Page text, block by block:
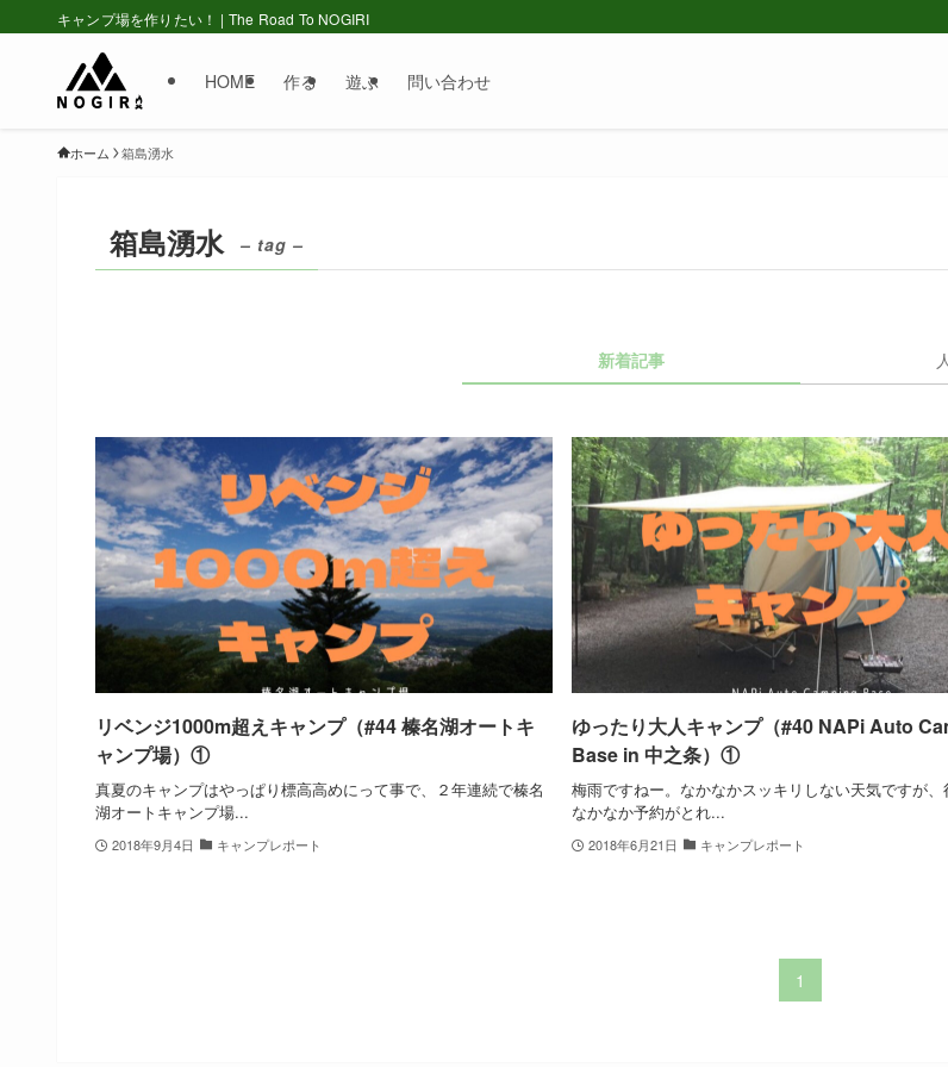
キャンプ場を作りたい！ | The Road To NOGIRI
HOME 作る 遊ぶ 問い合わせ
ホーム 箱島湧水
箱島湧水 – tag –
新着記事
リベンジ1000m超えキャンプ（#44 榛名湖オートキ
ャンプ場）①
真夏のキャンプはやっぱり標高高めにって事で、２年連続で榛名
湖オートキャンプ場...
2018年9月4日 キャンプレポート
ゆったり大人キャンプ（#40 NAPi Auto
Base in 中之条）①
梅雨ですねー。なかなかスッキリしない天気ですが、
なかなか予約がとれ...
2018年6月21日 キャンプレポート
1